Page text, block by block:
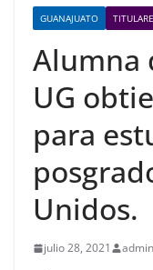
GUANAJUATO
Alumna
UG
para
Unidos.
julio 28, 2021 admin